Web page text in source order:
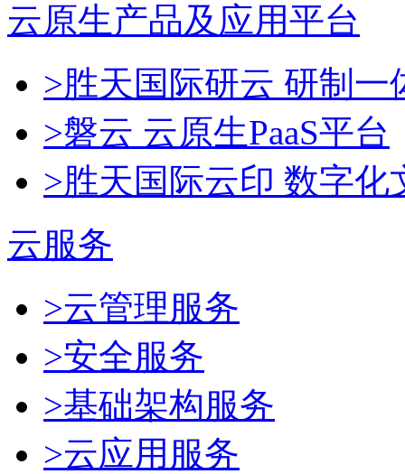
云原生产品及应用平台
>胜天国际研云 研制
>磐云 云原生PaaS平台
>胜天国际云印 数字化
云服务
>云管理服务
>安全服务
>基础架构服务
>云应用服务